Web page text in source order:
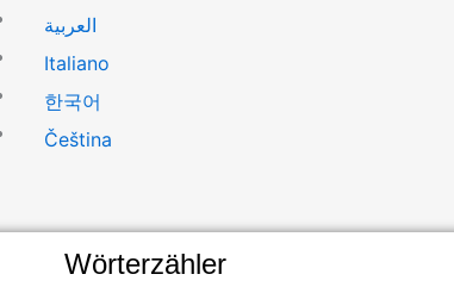
العربية
Italiano
한국어
Čeština
Wörterzähler